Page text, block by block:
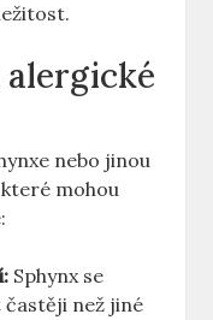
alergické
nebo jinou
mohou
Sphynx se
než jiné